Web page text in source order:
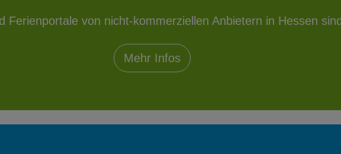
Ferienportale von nicht-kommerziellen Anbietern in Hessen
Mehr Infos